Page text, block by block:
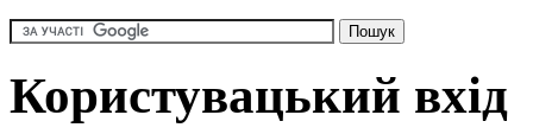
Користувацький вхід